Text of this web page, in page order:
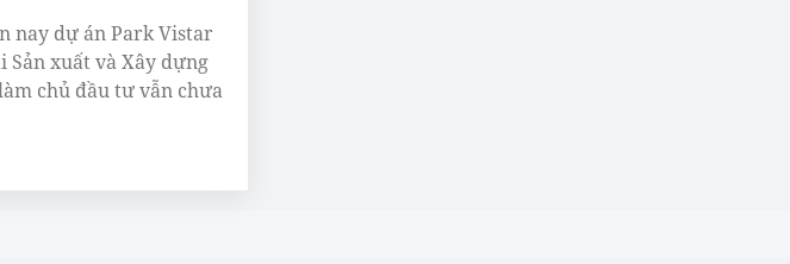
nay dự án Park Vistar
Sản xuất và Xây dựng
chủ đầu tư vẫn chưa